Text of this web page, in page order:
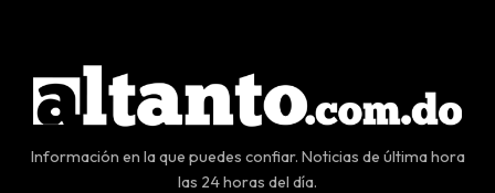
Información en la que puedes confiar. Noticias de última hora
las 24 horas del día.